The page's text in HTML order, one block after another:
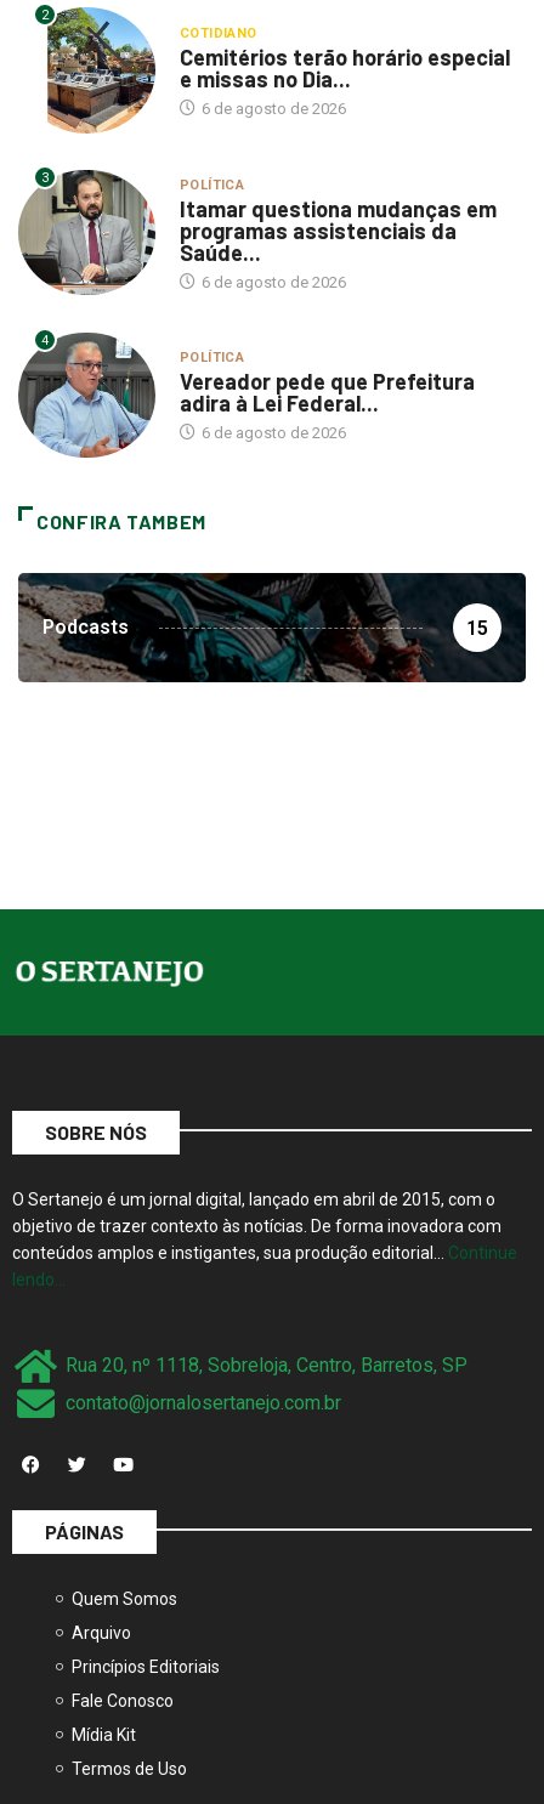
2
COTIDIANO
Cemitérios terão horário especial
e missas no Dia...
6 de agosto de 2026
3 POLÍTICA
Itamar questiona mudanças em
programas assistenciais da
Saúde...
6 de agosto de 2026
4
POLÍTICA
Vereador pede que Prefeitura
adira à Lei Federal...
6 de agosto de 2026
CONFIRA TAMBEM
Podcasts 15
SOBRE NÓS
O Sertanejo é um jornal digital, lançado em abril de 2015, com o
objetivo de trazer contexto às notícias. De forma inovadora com
conteúdos amplos e instigantes, sua produção editorial… Continue
lendo…
Rua 20, nº 1118, Sobreloja, Centro, Barretos, SP
contato@jornalosertanejo.com.br
PÁGINAS
Quem Somos
Arquivo
Princípios Editoriais
Fale Conosco
Mídia Kit
Termos de Uso